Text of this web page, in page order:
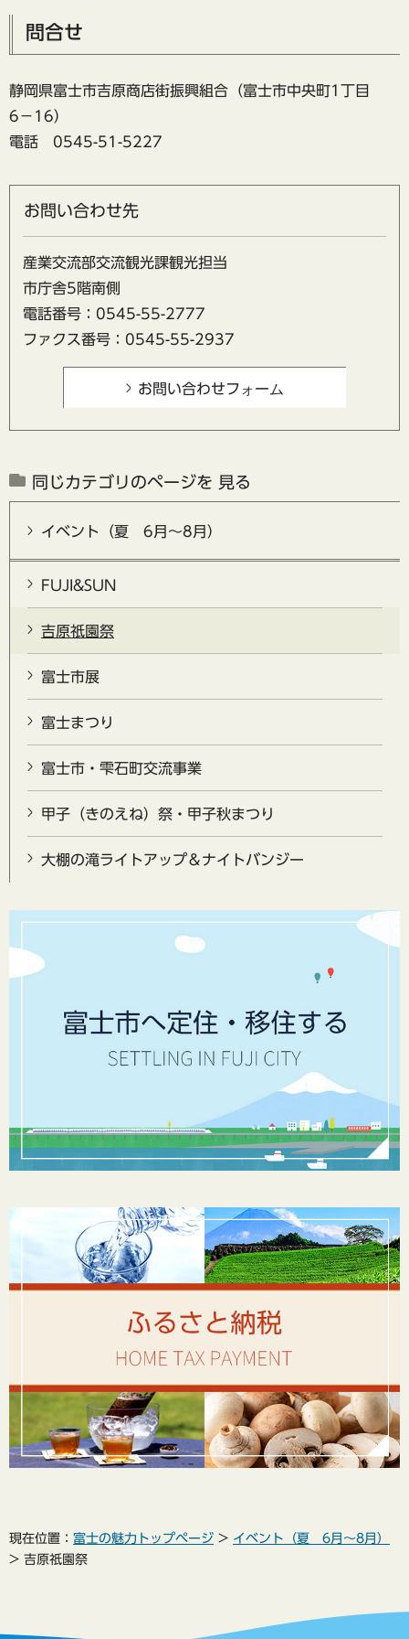
問合せ
静岡県富士市吉原商店街振興組合（富士市中央町1丁目
6−16）
電話 0545-51-5227
お問い合わせ先
産業交流部交流観光課観光担当
市庁舎5階南側
電話番号：0545-55-2777
ファクス番号：0545-55-2937
同じカテゴリのページを 見る
イベント（夏 6月～8月）
FUJI&SUN
吉原祇園祭
富士市展
富士まつり
富士市・雫石町交流事業
甲子（きのえね）祭・甲子秋まつり
大棚の滝ライトアップ＆ナイトバンジー
現在位置： 富士の魅力トップページ > イベント（夏 6月～8月）
> 吉原祇園祭